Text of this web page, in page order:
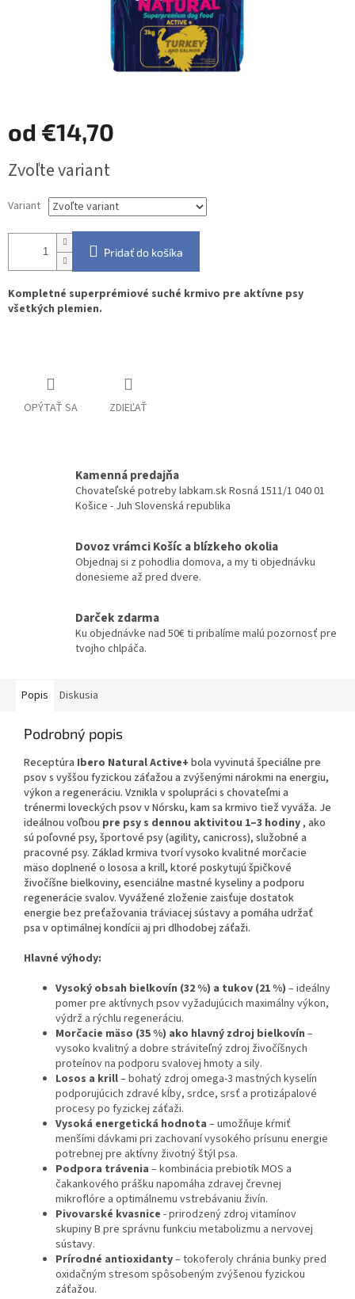
od €14,70
cena:
Zvoľte variant
Variant
Pridať do košíka
Kompletné superprémiové suché krmivo pre aktívne psy
všetkých plemien.
OPÝTAŤ SA ZDIEĽAŤ
Kamenná predajňa
Chovateľské potreby labkam.sk Rosná 1511/1 040 01
Košice - Juh Slovenská republika
Dovoz vrámci Košíc a blízkeho okolia
Objednaj si z pohodlia domova, a my ti objednávku
donesieme až pred dvere.
Darček zdarma
Ku objednávke nad 50€ ti pribalíme malú pozornosť pre
tvojho chlpáča.
Popis Diskusia
Podrobný popis
Receptúra Ibero Natural Active+ bola vyvinutá špeciálne pre
psov s vyššou fyzickou záťažou a zvýšenými nárokmi na energiu,
výkon a regeneráciu. Vznikla v spolupráci s chovateľmi a
trénermi loveckých psov v Nórsku, kam sa krmivo tiež vyváža. Je
ideálnou voľbou pre psy s dennou aktivitou 1–3 hodiny, ako
sú poľovné psy, športové psy (agility, canicross), služobné a
pracovné psy. Základ krmiva tvorí vysoko kvalitné morčacie
mäso doplnené o lososa a krill, ktoré poskytujú špičkové
živočíšne bielkoviny, esenciálne mastné kyseliny a podporu
regenerácie svalov. Vyvážené zloženie zaisťuje dostatok
energie bez preťažovania tráviacej sústavy a pomáha udržať
psa v optimálnej kondícii aj pri dlhodobej záťaži.
Hlavné výhody:
Vysoký obsah bielkovín (32 %) a tukov (21 %) – ideálny
pomer pre aktívnych psov vyžadujúcich maximálny výkon,
výdrž a rýchlu regeneráciu.
Morčacie mäso (35 %) ako hlavný zdroj bielkovín –
vysoko kvalitný a dobre stráviteľný zdroj živočíšnych
proteínov na podporu svalovej hmoty a sily.
Losos a krill– bohatý zdroj omega-3 mastných kyselín
podporujúcich zdravé kĺby, srdce, srsť a protizápalové
procesy po fyzickej záťaži.
Vysoká energetická hodnota – umožňuje kŕmiť
menšími dávkami pri zachovaní vysokého prísunu energie
potrebnej pre aktívny životný štýl psa.
Podpora trávenia – kombinácia prebiotík MOS a
čakankového prášku napomáha zdravej črevnej
mikroflóre a optimálnemu vstrebávaniu živín.
Pivovarské kvasnice - prirodzený zdroj vitamínov
skupiny B pre správnu funkciu metabolizmu a nervovej
sústavy.
Prírodné antioxidanty– tokoferoly chránia bunky pred
oxidačným stresom spôsobeným zvýšenou fyzickou
záťažou.